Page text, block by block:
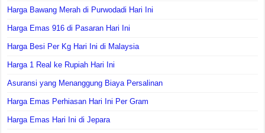
Harga Bawang Merah di Purwodadi Hari Ini
Harga Emas 916 di Pasaran Hari Ini
Harga Besi Per Kg Hari Ini di Malaysia
Harga 1 Real ke Rupiah Hari Ini
Asuransi yang Menanggung Biaya Persalinan
Harga Emas Perhiasan Hari Ini Per Gram
Harga Emas Hari Ini di Jepara